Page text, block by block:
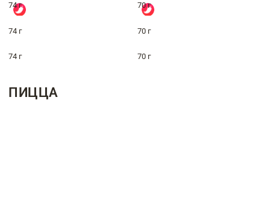
74 г 70 г
74 г 70 г
74 г 70 г
ПИЦЦА